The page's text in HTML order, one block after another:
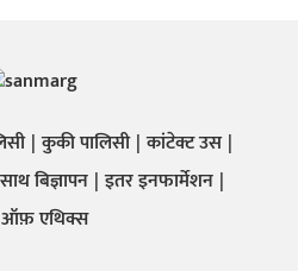
कुकी पालिसी कांटेक्ट उस
बिज्ञापन इतर इनफार्मेशन
एथिक्स